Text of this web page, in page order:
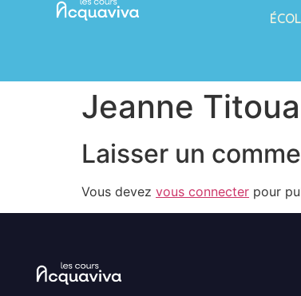
Jeanne
Laisser un
Vous devez vous connecter pour